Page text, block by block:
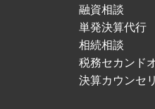
融資相談
単発決算代行
相続相談
税務セカンド
決算カウンセ